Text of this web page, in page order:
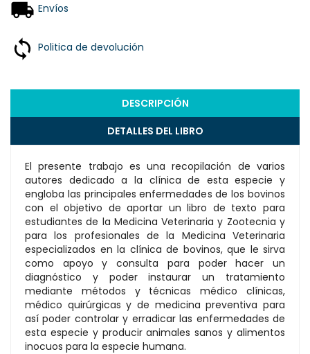
Envíos
Politica de devolución
DESCRIPCIÓN
DETALLES DEL LIBRO
El presente trabajo es una recopilación de varios
autores dedicado a la clínica de esta especie y
engloba las principales enfermedades de los bovinos
con el objetivo de aportar un libro de texto para
estudiantes de la Medicina Veterinaria y Zootecnia y
para los profesionales de la Medicina Veterinaria
especializados en la clínica de bovinos, que le sirva
como apoyo y consulta para poder hacer un
diagnóstico y poder instaurar un tratamiento
mediante métodos y técnicas médico clínicas,
médico quirúrgicas y de medicina preventiva para
así poder controlar y erradicar las enfermedades de
esta especie y producir animales sanos y alimentos
inocuos para la especie humana.